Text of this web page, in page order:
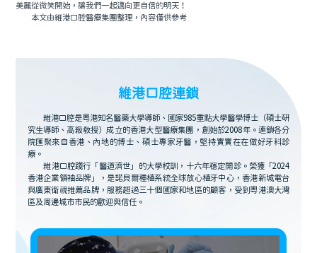
美麗從微笑開始，讓我們一起邁向更自信的明天！
本文由維港口腔醫療集團整理，內容僅供參考
維港口腔連鎖
維港口腔是粵港知名醫藥大學導師、國家985重點大學醫學博士（碩士研
究生導師、高級教授）成立的香港大型醫療集團，創始於2008年。連鎖各分
院匯聚來自香港、內地的博士、碩士專家牙醫，堅持實實在在做好牙科診
療。
維港口腔踐行「醫道濟世」的大學校訓，十六年穩定開診。榮獲「2024
香港企業領袖品牌」，是諾貝爾種植系統全球放心植牙中心，香港新城電台
與廣東衛視推薦品牌，服務超過三十個國家和地區的顧客，受到粵港澳大灣
區及周邊城市市民的歡迎與信任。